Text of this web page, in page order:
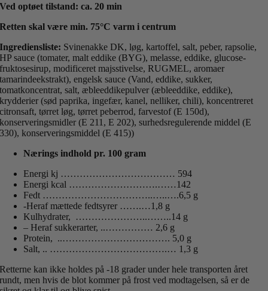
Ved optøet tilstand: ca. 20 min
Retten skal være min. 75°C varm i centrum
Ingrediensliste: Svinenakke DK, løg, kartoffel, salt, peber, rapsolie,
HP sauce (tomater, malt eddike (BYG), melasse, eddike, glucose-
fruktosesirup, modificeret majsstivelse, RUGMEL, aromaer
tamarindeekstrakt), engelsk sauce (Vand, eddike, sukker,
tomatkoncentrat, salt, æbleeddikepulver (æbleeddike, eddike),
krydderier (sød paprika, ingefær, kanel, nelliker, chili), koncentreret
citronsaft, tørret løg, tørret peberrod, farvestof (E 150d),
konserveringsmidler (E 211, E 202), surhedsregulerende middel (E
330), konserveringsmiddel (E 415))
Nærings indhold pr. 100 gram
Energi kj ……………………………… 594
Energi kcal ……………………….……142
Fedt ……………………………..…..….6,5 g
-Heraf mættede fedtsyrer …….…1,8 g
Kulhydrater, …………………..……..14 g
– Heraf sukkerarter, ..…………… 2,6 g
Protein, ..……………………………. 5,0 g
Salt, .. ……………………………….… 1,3 g
Retterne kan ikke holdes på -18 grader under hele transporten året
rundt, men hvis de blot kommer på frost ved modtagelsen, så er de